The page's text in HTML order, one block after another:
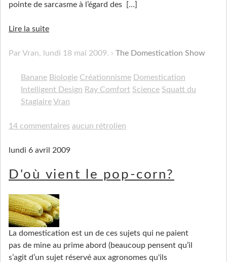
pointe de sarcasme à l’égard des
[…]
Lire la suite
Par Vran, lundi 18 mai 2009. The Domestication Show
Banane Biologie Créationnisme Domestication
Intelligent Design Ray Comfort Science Squatt du
StagiaireVran
14 commentaires aucun rétrolien
lundi 6 avril 2009
D'où vient le pop-corn?
La domestication est un de ces sujets qui ne paient
pas de mine au prime abord (beaucoup pensent qu’il
s’agit d’un sujet réservé aux agronomes qu'ils